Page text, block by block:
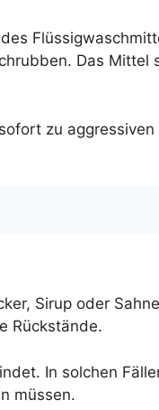
Das Mittel
zu
Sirup oder
Rückstände.
In solchen
müssen.